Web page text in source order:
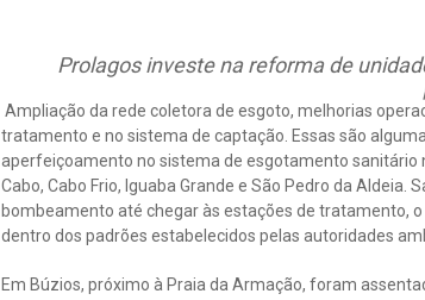
Prolagos investe na reforma de
Ampliação da rede coletora de esgoto, melhorias
tratamento e no sistema de captação. Essas são
aperfeiçoamento no sistema de esgotamento sanitário
Cabo, Cabo Frio, Iguaba Grande e São Pedro da
bombeamento até chegar às estações de tratamento,
dentro dos padrões estabelecidos pelas autoridades
Em Búzios, próximo à Praia da Armação, foram